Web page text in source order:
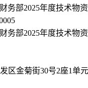
务部2025年度技术物
务部2025年度技术物
区金菊街30号2座1单